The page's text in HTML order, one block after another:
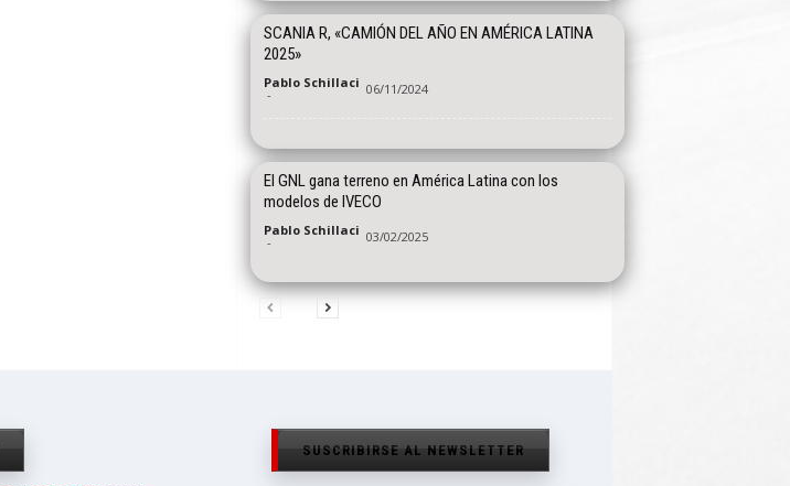
SCANIA R, «CAMIÓN DEL AÑO EN AMÉRICA LATINA
2025»
Pablo Schillaci
- 06/11/2024
El GNL gana terreno en América Latina con los
modelos de IVECO
Pablo Schillaci
- 03/02/2025
SUSCRIBIRSE AL NEWSLETTER